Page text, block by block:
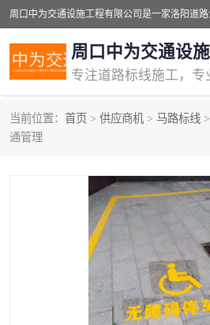
周口中为交通设
当前位置： 首页 > 供应商机 > 马路标线
通管理
交通道路标线
道路标线划线 马